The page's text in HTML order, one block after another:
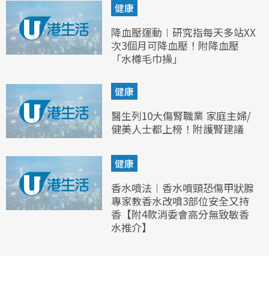
健康
降血壓運動︱研究指每天多站XX
次3個月可降血壓！附降血壓
「水樽毛巾操」
健康
醫生列10大傷腎職業 家庭主婦/
健美人士都上榜！附護腎建議
健康
香水噴法︱香水噴頸恐傷甲狀腺
專家教香水改噴3部位安全又持
香【附4款消委會高分無致敏香
水推介】